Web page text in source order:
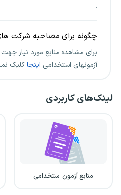
.
چگونه برای مصاحبه شرکت
برای مشاهده منابع مورد نیاز
آزمونهای استخدامی اینجاکلیک
لینک‌های کاربردی
منابع آزمون استخدامی